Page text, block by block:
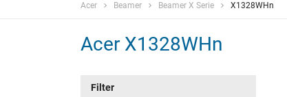
Acer Beamer Beamer X Serie X1328WHn
Acer X1328WHn
Filter